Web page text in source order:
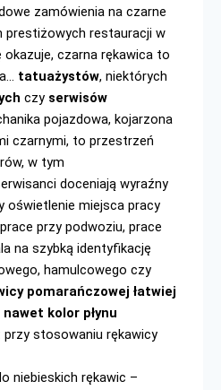
zamówienia na czarne
prestiżowych restauracji w
okazuje, czarna rękawica to
tatuażystów
czy
pojazdowa, kojarzona
czarnymi, to przestrzeń
doceniają wyraźny
oświetlenie miejsca pracy
przy podwoziu, prace
na szybką identyfikację
hamulcowego czy
pomarańczowej łatwiej
kolor płynu
przy stosowaniu rękawicy
niebieskich rękawic –